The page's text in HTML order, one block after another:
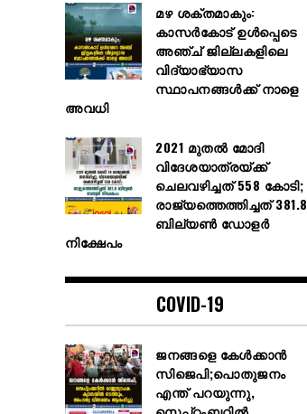
മഴ ശക്തമാകും:
കാസർകോട് ഉൾപ്പെടെ
അഞ്ച് ജില്ലകളിലെ
വിദ്യാഭ്യാസ
സ്ഥാപനങ്ങൾക്ക് നാളെ
അവധി
2021 മുതൽ മോദി
വിദേശയാത്രയ്ക്ക്
ചെലവഴിച്ചത് 558 കോടി;
രാജ്യത്തെത്തിച്ചത് 381.8
ബില്യൺ ഡോളർ
നിക്ഷേപം
COVID-19
ജനങ്ങളെ കേൾക്കാൻ
സിജെപി;പൊതുജനം
എന്ത് പറയുന്നു,